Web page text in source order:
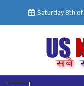
Saturday 8th